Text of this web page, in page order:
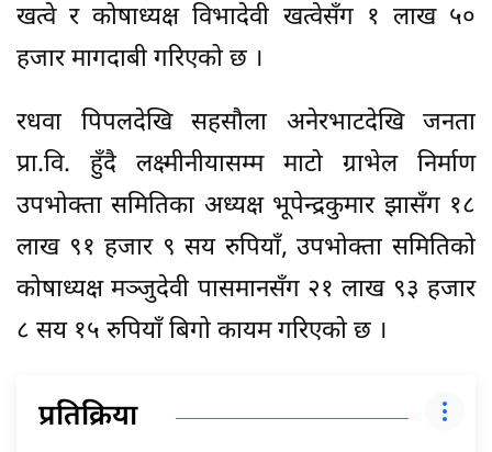
खत्वे र कोषाध्यक्ष विभादेवी खत्वेसँग १ लाख ५०
हजार मागदाबी गरिएको छ ।
रधवा पिपलदेखि सहसौला अनेरभाटदेखि जनता
प्रा.वि. हुँदै लक्ष्मीनीयासम्म माटो ग्राभेल निर्माण
उपभोक्ता समितिका अध्यक्ष भूपेन्द्रकुमार झासँग १८
लाख ९१ हजार ९ सय रुपियाँ, उपभोक्ता समितिको
कोषाध्यक्ष मञ्जुदेवी पासमानसँग २१ लाख ९३ हजार
८ सय १५ रुपियाँ बिगो कायम गरिएको छ ।
प्रतिक्रिया